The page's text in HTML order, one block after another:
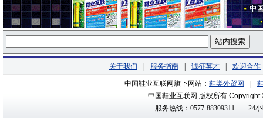
关于我们 服务指南 诚征英才 欢迎合作
中国鞋业互联网旗下网站： 鞋类外贸网
中国鞋业互联网 版权所有 Copyright
服务热线：0577-88309311
24